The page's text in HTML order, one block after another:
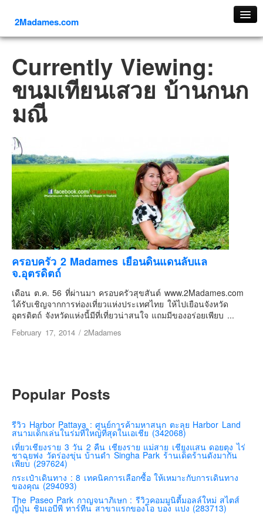
2Madames.com
ภาคเหนือ
ภาคใต้
ภาคตะวันออก
ภาคกลาง
ภาคอีสาน
ทริปต่างประเทศ
ยุโรป
รัสเซีย
อิตาลี
ตุรกี-ตุรเคีย
เยอรมัน
ออสเตรีย
ฮังการี
สวิสเซอร์แลนด์
สเปน
โครเอเชีย
สโลเวเนีย
มอนเตรเนโกร
บอสเนียและเฮอร์เซโกวีน่า
Currently Viewing:
ขนมเทียนเสวย บ้านกนก
มณี
ครอบครัว 2 Madames เยือนดินแดนลับแล
จ.อุตรดิตถ์
เดือน ต.ค. 56 ที่ผ่านมา ครอบครัวสุขสันต์ www.2Madames.com
ได้รับเชิญจากการท่องเที่ยวแห่งประเทศไทย ให้ไปเยือนจังหวัด
อุตรดิตถ์ จังหวัดแห่งนี้มีที่เที่ยวน่าสนใจ แถมมีของอร่อยเพียบ ...
February 17, 2014 / 2Madames
Popular Posts
รีวิว Harbor Pattaya : ศูนย์การค้ามหาสนุก ตะลุย Harbor Land
สนามเด็กเล่นในร่มที่ใหญ่ที่สุดในเอเชีย (342068)
เที่ยวเชียงราย 3 วัน 2 คืน เชียงราย แม่สาย เชียงแสน ดอยตุง ไร่
ชาฉุยฟง วัดร่องขุ่น บ้านดำ Singha Park ร้านเด็ดร้านดังมากัน
เพียบ (297624)
กระเป๋าเดินทาง : 8 เทคนิคการเลือกซื้อ ให้เหมาะกับการเดินทาง
ของคุณ (294093)
The Paseo Park กาญจนาภิเษก : รีวิวคอมมูนิตี้มอลล์ใหม่ สไตส์
ญี่ปุ่น ชิมเอบีพี ทาร์ทีน สาขาแรกของโอ บอง แปง (283713)